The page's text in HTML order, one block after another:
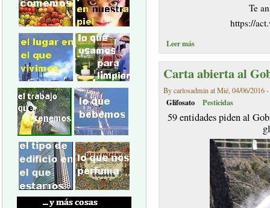
Te
https://
Leer más
Carta abierta al
By carlosadmin at Mié, 04/06/2016
Glifosato Pesticidas
59 entidades piden al